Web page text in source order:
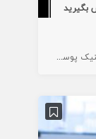
بگیرید
پوست